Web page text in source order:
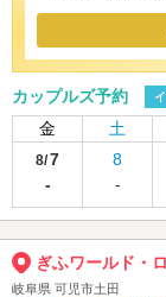
カップルズ予約
金 土
8/7
-
8
-
ぎふワールド・
岐阜県 可児市土田